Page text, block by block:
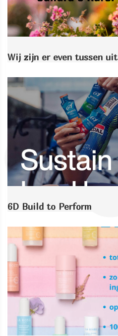
Wij zijn er even tussen uit
6D Build to Perform